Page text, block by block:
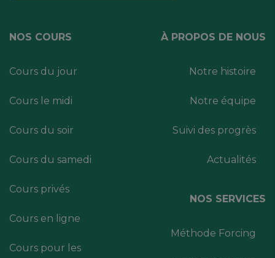
NOS COURS
Cours du jour
Cours le midi
Cours du soir
Cours du samedi
Cours privés
Cours en ligne
Cours pour les
À PROPOS DE NOUS
Notre histoire
Notre équipe
Suivi des progrès
Actualités
NOS SERVICES
Méthode Forcing